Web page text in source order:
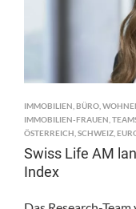
IMMOBILIEN,BÜRO,
IMMOBILIEN-FRAUEN,
ÖSTERREICH,SCHWEIZ,
Swiss Life AM
Index